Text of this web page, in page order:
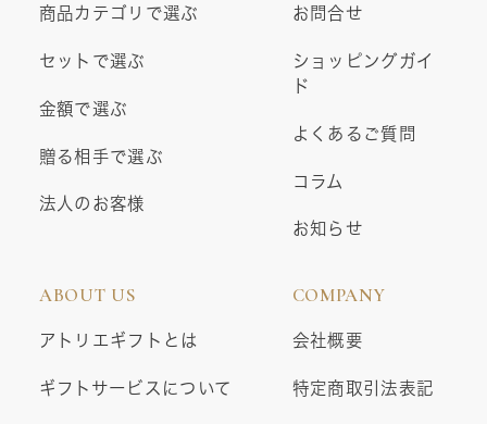
商品カテゴリで選ぶ
セットで選ぶ
金額で選ぶ
贈る相手で選ぶ
法人のお客様
ABOUT US
アトリエギフトとは
ギフトサービスについて
お問合せ
ショッピングガイ
ド
よくあるご質問
コラム
お知らせ
COMPANY
会社概要
特定商取引法表記